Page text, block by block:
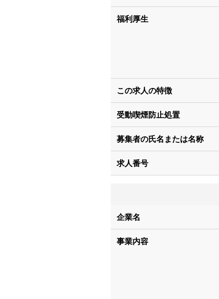
福利厚生
この求人の特徴
受動喫煙防止処置
募集者の氏名または名称
求人番号
企業名
事業内容